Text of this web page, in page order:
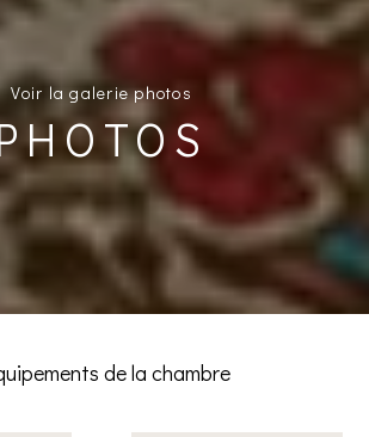
Voir la galerie photos
de la chambre